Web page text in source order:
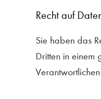
Recht auf
Sie haben das
Dritten in einem